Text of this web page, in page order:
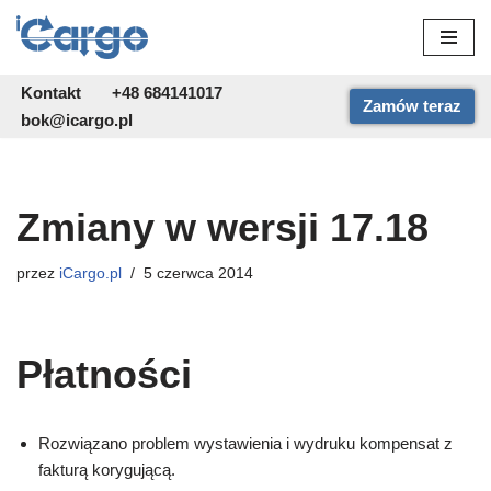
do
treści
Kontakt
+48 684141017
bok@icargo.pl
Zamów teraz
Zmiany w wersji 17.18
przez iCargo.pl 5 czerwca 2014
Płatności
Rozwiązano problem wystawienia i wydruku kompensat z
fakturą korygującą.